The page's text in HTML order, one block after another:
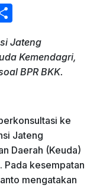
ar
e
Jateng
Kemendagri,
BPR BKK.
ke
Jateng
Daerah (Keuda)
kesempatan
mengatakan